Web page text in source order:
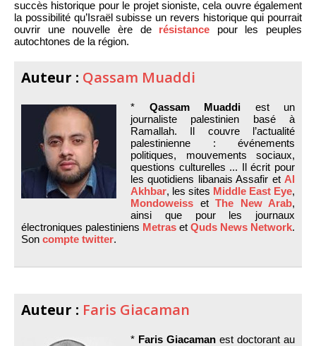
succès historique pour le projet sioniste, cela ouvre également
la possibilité qu’Israël subisse un revers historique qui pourrait
ouvrir une nouvelle ère de résistance pour les peuples
autochtones de la région.
Auteur : Qassam Muaddi
* Qassam Muaddi est un
journaliste palestinien basé à
Ramallah. Il couvre l’actualité
palestinienne : événements
politiques, mouvements sociaux,
questions culturelles ... Il écrit pour
les quotidiens libanais Assafir et Al
Akhbar, les sites Middle East Eye,
Mondoweiss et The New Arab,
ainsi que pour les journaux
électroniques palestiniens Metras et Quds News Network.
Son compte twitter.
Auteur : Faris Giacaman
* Faris Giacaman est doctorant au